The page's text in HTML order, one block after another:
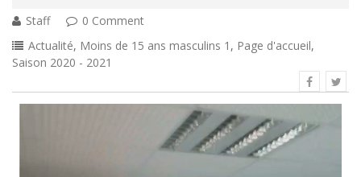
Staff
0 Comment
Actualité, Moins de 15 ans masculins 1 , Page d'accueil,
Saison 2020 - 2021